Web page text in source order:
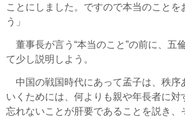
ことにしました。ですので本当のことを
う」
董事長が言う“本当のこと”の前に、五
て少し説明しよう。
中国の戦国時代にあって孟子は、秩序
いくためには、何よりも親や年長者に対
忘れないことが肝要であることを説き、